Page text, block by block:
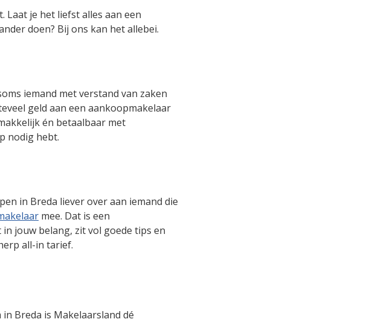
Laat je het liefst alles aan een
doen? Bij ons kan het allebei.
iemand met verstand van zaken
geld aan een aankoopmakelaar
én betaalbaar met
nodig hebt.
in Breda liever over aan iemand die
mee. Dat is een
jouw belang, zit vol goede tips en
all-in tarief.
Breda is Makelaarsland dé